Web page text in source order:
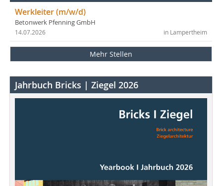
Werkleiter (m/w/d)
Betonwerk Pfenning GmbH
in Lampertheim
14.07.2026
Mehr Stellen
Jahrbuch Bricks | Ziegel 2026